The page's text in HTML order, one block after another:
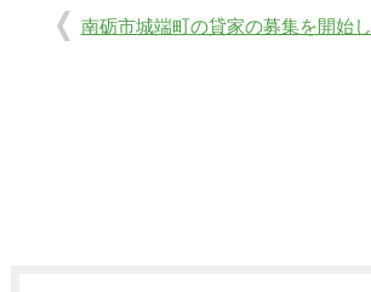
南砺市城端町の貸家の募集を開始